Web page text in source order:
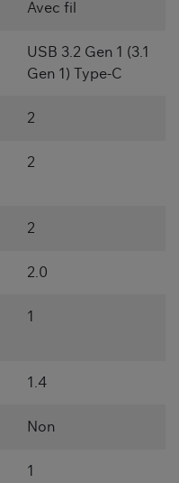
Avec fil
USB 3.2 Gen 1 (3.1
Gen 1) Type-C
2
2
2
2.0
1
1.4
Non
1